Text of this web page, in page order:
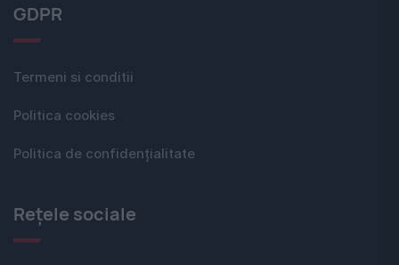
GDPR
Termeni si conditii
Politica cookies
Politica de confidențialitate
Rețele sociale